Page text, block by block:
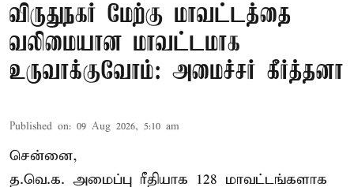
விருதுநகர் மேற்கு மாவட்டத்தை
வலிமையான மாவட்டமாக
உருவாக்குவோம்: அமைச்சர் கீர்த்தனா
Published on: 09 Aug 2026, 5:10 am
சென்னை,
த.வெ.க. அமைப்பு ரீதியாக 128 மாவட்டங்களாக